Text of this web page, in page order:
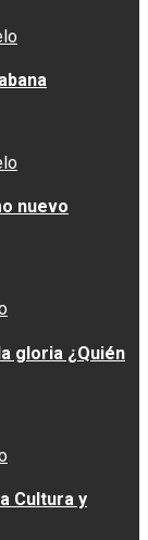
nuevo
gloria ¿Quién
Cultura y